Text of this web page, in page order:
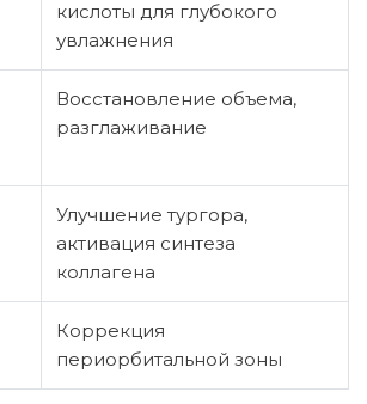
кислоты для глубокого
увлажнения
Восстановление объема,
разглаживание
Улучшение тургора,
активация синтеза
коллагена
Коррекция
периорбитальной зоны